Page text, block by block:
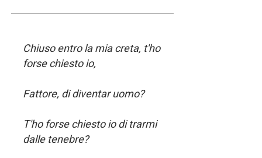
Chiuso entro la mia creta, t'ho
forse chiesto io,
Fattore, di diventar uomo?
T'ho forse chiesto io di trarmi
dalle tenebre?